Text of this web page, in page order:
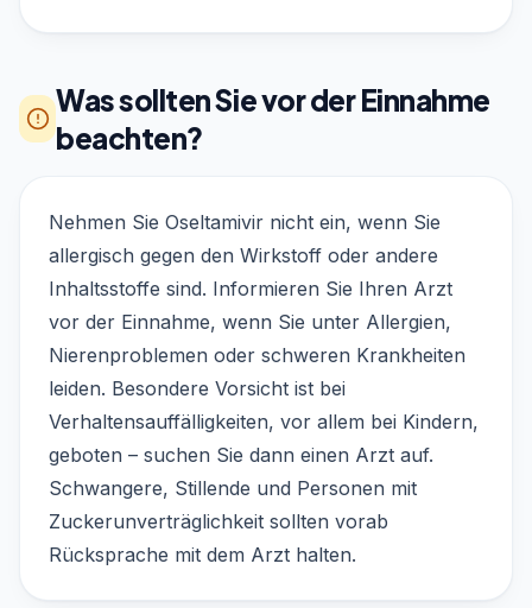
Was sollten Sie vor der Einnahme
beachten?
Nehmen Sie Oseltamivir nicht ein, wenn Sie
allergisch gegen den Wirkstoff oder andere
Inhaltsstoffe sind. Informieren Sie Ihren Arzt
vor der Einnahme, wenn Sie unter Allergien,
Nierenproblemen oder schweren Krankheiten
leiden. Besondere Vorsicht ist bei
Verhaltensauffälligkeiten, vor allem bei Kindern,
geboten – suchen Sie dann einen Arzt auf.
Schwangere, Stillende und Personen mit
Zuckerunverträglichkeit sollten vorab
Rücksprache mit dem Arzt halten.